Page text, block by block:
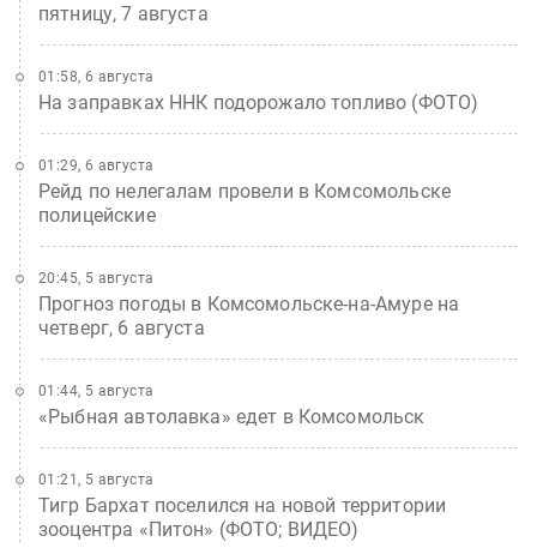
пятницу, 7 августа
На заправках ННК подорожало топливо (ФОТО)
01:58, 6 августа
Рейд по нелегалам провели в Комсомольске
полицейские
01:29, 6 августа
Прогноз погоды в Комсомольске-на-Амуре на
четверг, 6 августа
20:45, 5 августа
«Рыбная автолавка» едет в Комсомольск
01:44, 5 августа
Тигр Бархат поселился на новой территории
зооцентра «Питон» (ФОТО; ВИДЕО)
01:21, 5 августа